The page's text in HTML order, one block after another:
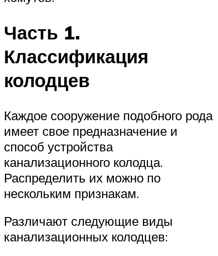
Часть 1.
Классификация
колодцев
Каждое сооружение подобного рода
имеет свое предназначение и
способ устройства
канализационного колодца.
Распределить их можно по
нескольким признакам.
Различают следующие виды
канализационных колодцев: